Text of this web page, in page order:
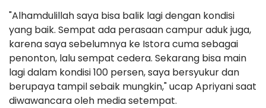
"Alhamdulillah saya bisa balik lagi dengan kondisi
yang baik. Sempat ada perasaan campur aduk juga,
karena saya sebelumnya ke Istora cuma sebagai
penonton, lalu sempat cedera. Sekarang bisa main
lagi dalam kondisi 100 persen, saya bersyukur dan
berupaya tampil sebaik mungkin," ucap Apriyani saat
diwawancara oleh media setempat.